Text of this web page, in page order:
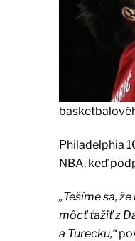
Philadelphia
NBA, keď
„Tešíme sa,
môcť ťažiť z
a Turecku,“